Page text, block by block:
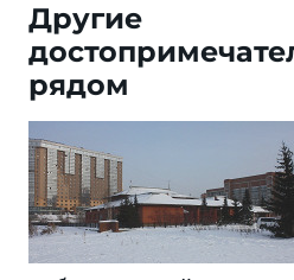
Другие
рядом